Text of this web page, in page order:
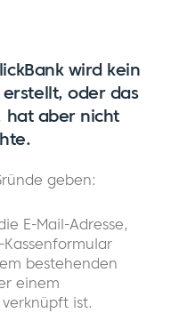
wird kein
oder das
hat aber nicht
geben:
E-Mail-Adresse,
Kassenformular
bestehenden
einem
ist.